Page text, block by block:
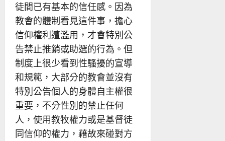
徒間已有基本的信任感。因為
教會的體制看見這件事，擔心
信仰權利遭濫用，才會特別公
告禁止推銷或助選的行為。但
制度上很少看到性騷擾的宣導
和規範，大部分的教會並沒有
特別公告個人的身體自主權很
重要，不分性別的禁止任何
人，使用教牧權力或是基督徒
同信仰的權力，藉故來碰對方